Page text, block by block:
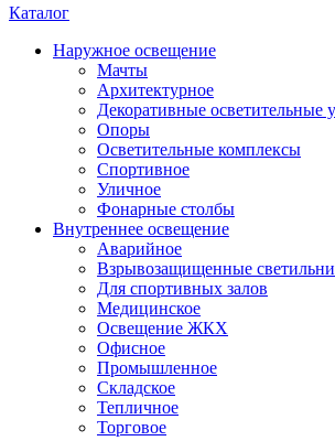
Каталог
Наружное освещение
Мачты
Архитектурное
Декоративные осветительные
Опоры
Осветительные комплексы
Спортивное
Уличное
Фонарные столбы
Внутреннее освещение
Аварийное
Взрывозащищенные
Для спортивных залов
Медицинское
Освещение ЖКХ
Офисное
Промышленное
Складское
Тепличное
Торговое